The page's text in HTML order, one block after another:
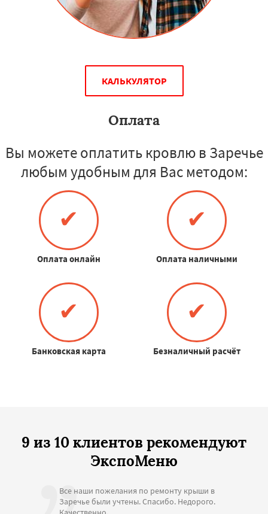
КАЛЬКУЛЯТОР
Оплата
Вы можете оплатить кровлю в Заречье
любым удобным для Вас методом:
✔
Оплата онлайн
✔
Оплата наличными
✔
Банковская карта
✔
Безналичный расчёт
9 из 10 клиентов рекомендуют
ЭкспоМеню
Все наши пожелания по ремонту крыши в
Заречье были учтены. Спасибо. Недорого.